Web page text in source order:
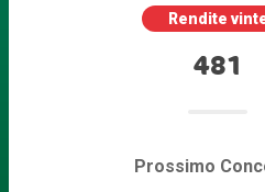
Rendite
481
Prossimo